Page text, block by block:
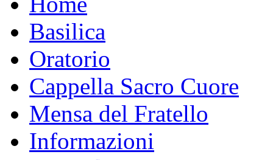
Basilica
Oratorio
Cappella Sacro Cuore
Mensa del Fratello
Informazioni